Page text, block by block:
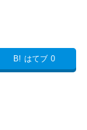
B! はてブ 0